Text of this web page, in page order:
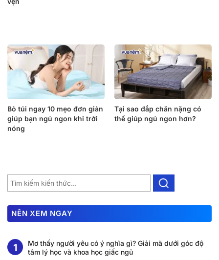
Bỏ túi ngay 10 mẹo đơn giản
giúp bạn ngủ ngon khi trời
nóng
Tại sao đắp chăn nặng có
thể giúp ngủ ngon hơn?
NÊN XEM NGAY
Mơ thấy người yêu có ý nghĩa gì? Giải mã dưới góc độ
tâm lý học và khoa học giấc ngủ